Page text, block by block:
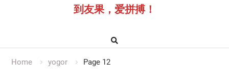
到友果，爱拼搏！
Home yogor Page 12